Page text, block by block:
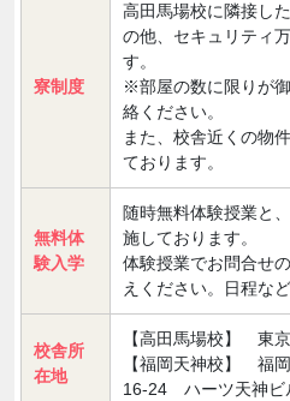
寮制度
高田馬場校に隣接し
の他、セキュリティ
す。
※部屋の数に限りが
絡ください。
また、校舎近くの物
ております。
無料体
験入学
随時無料体験授業と
施しております。
体験授業でお問合せ
えください。日程な
校舎所
在地
【高田馬場校】 東
【福岡天神校】 福
16-24 ハーツ天神ビ